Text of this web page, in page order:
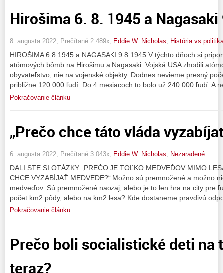
Hirošima 6. 8. 1945 a
8. augusta 2022, Prečítané 2 489x, Eddie W. Nicholas, História vs politika
HIROŠIMA 6.8.1945 a NAGASAKI 9.8.1945 V týchto dňoch si
atómových bômb na Hirošimu a Nagasaki. Vojská USA zhodili
obyvateľstvo, nie na vojenské objekty. Dodnes nevieme presný
približne 120.000 ľudí. Do 4 mesiacoch to bolo už 240.000 ľudí. A
Pokračovanie článku
„Prečo chce táto vláda
6. augusta 2022, Prečítané 3 043x, Eddie W. Nicholas, Nezaradené
DALI STE SI OTÁZKY „PREČO JE TOĽKO MEDVEĎOV MIMO
CHCE VYZABÍJAŤ MEDVEDE?“ Možno sú premnožené a možno
medveďov. Sú premnožené naozaj, alebo je to len hra na city pre
počet km2 pôdy, alebo na km2 lesa? Kde dostaneme pravdivú
Pokračovanie článku
Prečo boli socialistické deti na
teraz?